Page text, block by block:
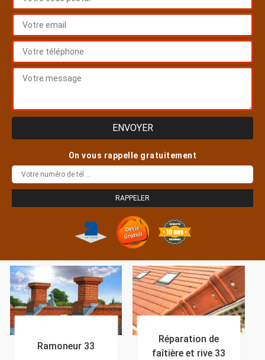
On vous rappelle gratuitement
Ramoneur 33
Réparation de
faîtière et rive 33